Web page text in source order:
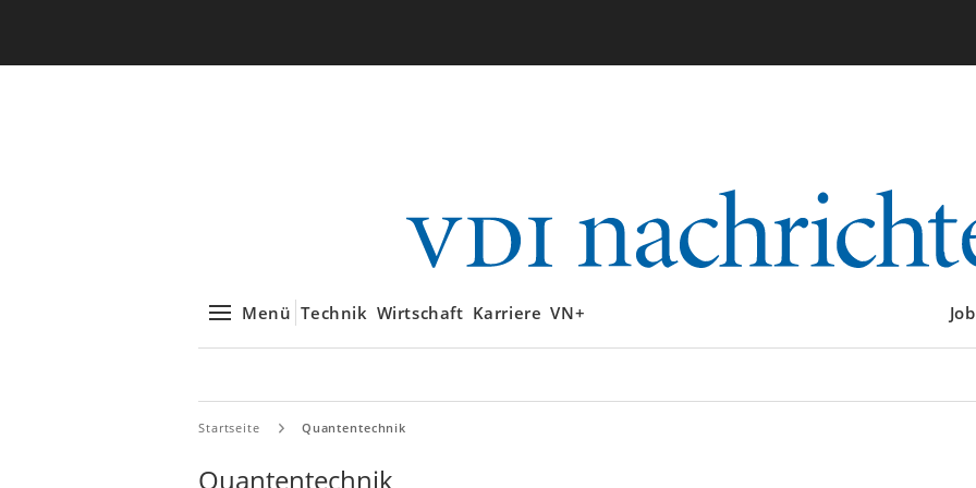
Menü Technik Wirtschaft Karriere VN+
Startseite Quantentechnik
Quantentechnik